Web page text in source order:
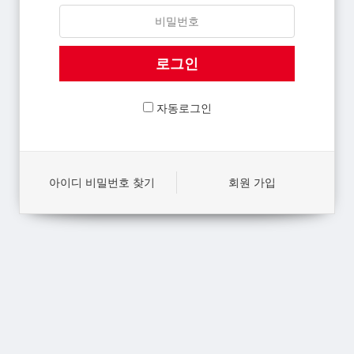
자동로그인
아이디 비밀번호 찾기 회원 가입